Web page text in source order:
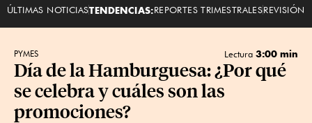
ÚLTIMAS NOTICIASTENDENCIAS:REPORTES TRIMESTRALESREVISIÓN
PYMES Lectura 3:00 min
Día de la Hamburguesa: ¿Por qué
se celebra y cuáles son las
promociones?